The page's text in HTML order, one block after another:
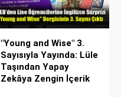
"Young and Wise" 3.
Sayısıyla Yayında: Lüle
Taşından Yapay
Zekâya Zengin İçerik